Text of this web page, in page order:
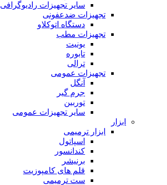
سایر تجهیزات رادیوگرافی
تجهیزات ضدعفونی
دستگاه اتوکلاو
تجهیزات مطب
یونیت
تابوره
ترالی
تجهیزات عمومی
آنگل
جرم گیر
توربین
سایر تجهیزات عمومی
ابزار
ابزار ترمیمی
اسپاتول
کندانسور
برنیشر
قلم های کامپوزیت
ست ترمیمی